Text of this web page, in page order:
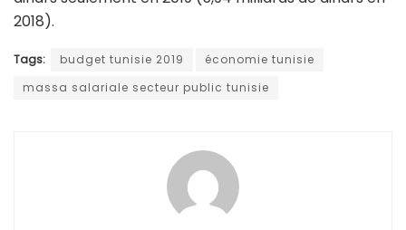
2018).
Tags: budget tunisie 2019
économie tunisie
massa salariale secteur public tunisie